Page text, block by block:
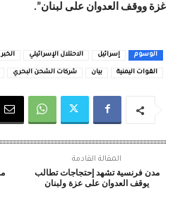
غزة ووقف العدوان على لبنان”.
الوسوم إسرائيل الاحتلال الإسرائيلي
القوات اليمنية بيان شركات الشحن البحري
المقالة القادمة
مدن فرنسية تشهد إحتجاجات تطالب
يوقف العدوان على عزة ولبنان